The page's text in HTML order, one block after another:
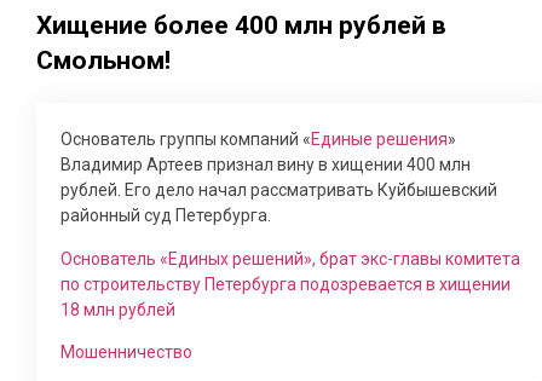
Хищение более 400 млн рублей в
Смольном!
Основатель группы компаний «Единые решения»
Владимир Артеев признал вину в хищении 400 млн
рублей. Его дело начал рассматривать Куйбышевский
районный суд Петербурга.
Основатель «Единых решений», брат экс-главы комитета
по строительству Петербурга подозревается в хищении
18 млн рублей
Мошенничество